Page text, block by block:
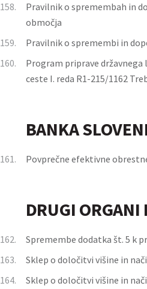
158.
Pravilnik o spremembah in
območja
159.
Pravilnik o spremembi in
160.
Program priprave
ceste I. reda R1-215/1162
BANKA
161. Povprečne efektivne
DRUGI
162.
Spremembe dodatka št. 5 k
163.
Sklep o določitvi višine in
164.
Sklep o določitvi višine in